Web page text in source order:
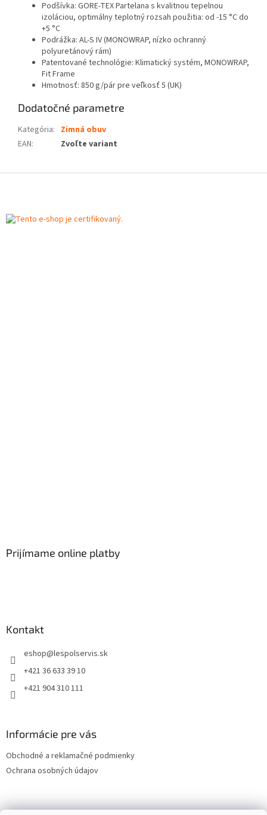
Podšívka: GORE-TEX Partelana s kvalitnou tepelnou
izoláciou, optimálny teplotný rozsah použitia: od -15 °C do
+5 °C
Podrážka: AL-S IV (MONOWRAP, nízko ochranný
polyuretánový rám)
Patentované technológie: Klimatický systém, MONOWRAP,
Fit Frame
Hmotnosť: 850 g/pár pre veľkosť 5 (UK)
Dodatočné parametre
Kategória: Zimná obuv
EAN: Zvoľte variant
Prijímame online platby
Kontakt
eshop@lespolservis.sk
+421 36 633 39 10
+421 904 310 111
Informácie pre vás
Obchodné a reklamačné podmienky
Ochrana osobných údajov